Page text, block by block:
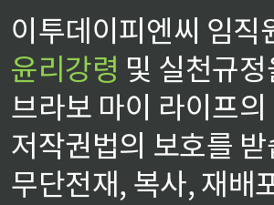
이투데이피엔씨 임
윤리강령 및 실천규
브라보 마이 라이프
저작권법의 보호를
무단전재, 복사, 재배